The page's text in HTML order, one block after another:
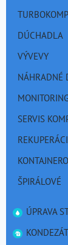
DÚCHADLA
VÝVEVY
NÁHRADNÉ
SERVIS
ŠPIRÁLOVÉ
ÚPRAVA